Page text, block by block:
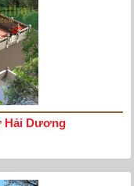
Hải Dương